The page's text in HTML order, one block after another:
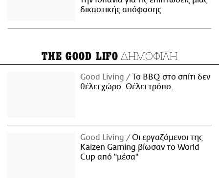
δικαστικής απόφασης
THE GOOD LIFO ΔΗΜΟΦΙΛΗ
Good Living
Το BBQ στο σπίτι δεν
θέλει χώρο. Θέλει τρόπο.
Good Living
Οι εργαζόμενοι της
Kaizen Gaming βίωσαν το World
Cup από "μέσα"